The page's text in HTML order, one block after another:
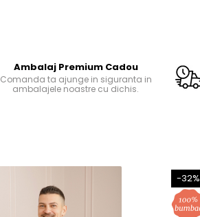
Ambalaj Premium Cadou
Comanda ta ajunge in siguranta in
ambalajele noastre cu dichis.
-32%